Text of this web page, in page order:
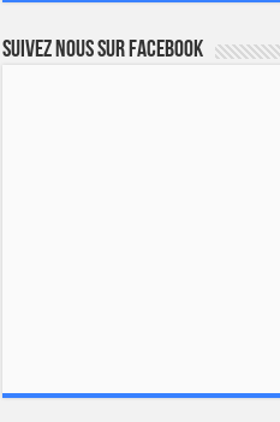
Suivez nous sur Facebook